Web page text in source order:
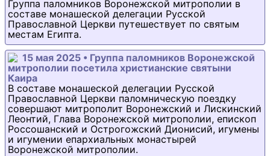
Группа паломников Воронежской митрополии в
составе монашеской делегации Русской
Православной Церкви путешествует по святым
местам Египта.
15 мая 2025 • Группа паломников Воронежской
митрополии посетила христианские святыни
Каира
В составе монашеской делегации Русской
Православной Церкви паломническую поездку
совершают митрополит Воронежский и Лискинский
Леонтий, Глава Воронежской митрополии, епископ
Россошанский и Острогожский Дионисий, игумены
и игумении епархиальных монастырей
Воронежской митрополии.